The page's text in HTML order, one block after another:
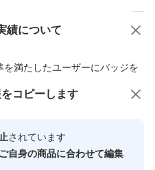
配合する美容オイルで洗い
ワつきと、それによるくす
ンジングで、ゴワつきをケ
績について
満たしたユーザーにバッジを
心・安全なユーザーです
商品への質問
コピーします
されています
自身の商品に合わせて編集
メ